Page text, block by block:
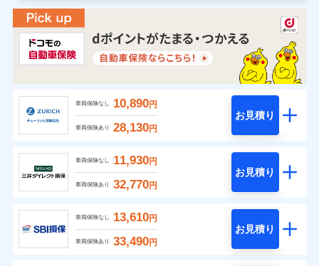
車両保険なし 10,890円
車両保険あり 28,130円
お見積り
車両保険なし 11,930円
車両保険あり 32,770円
お見積り
車両保険なし 13,610円
車両保険あり 33,490円
お見積り